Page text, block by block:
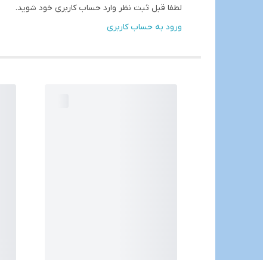
لطفا قبل ثبت نظر وارد حساب کاربری خود شوید.
ورود به حساب کاربری